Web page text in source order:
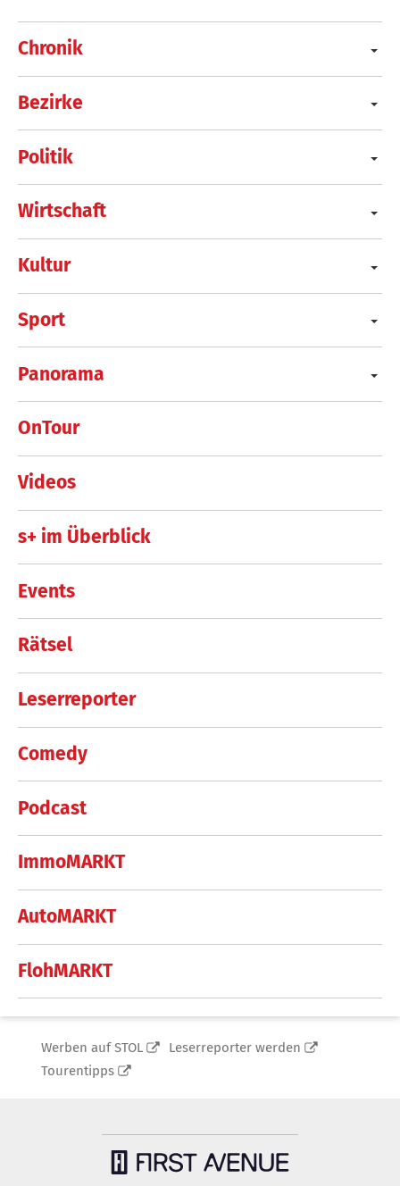
Chronik
Bezirke
Politik
Wirtschaft
Kultur
Sport
Panorama
OnTour
Videos
s+ im Überblick
Events
Rätsel
Leserreporter
Comedy
Podcast
ImmoMARKT
AutoMARKT
FlohMARKT
Werben auf STOL
Leserreporter werden
Tourentipps